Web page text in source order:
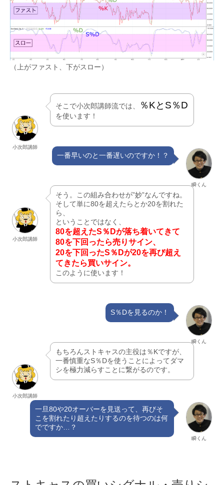
（上がファスト、下がスロー）
小次郎講師
そこで小次郎講師流では、 ％KとS％D
を使います！
瞬くん
一番早いのと一番遅いのですか！？
小次郎講師
そう。この組み合わせが”妙”なんですね。
そして単に80を超えたらとか20を割れた
ら、
ということではなく、
80を超えたS％Dが落ち着いてきて
80を下回ったら売りサイン、
20を下回ったS％Dが20を再び超え
てきたら買いサイン。
このように使います！
瞬くん
S％Dを見るのか！
小次郎講師
もちろんストキャスの主役は％Kですが、
一番慎重なS％Dを使うことによってダマ
シを極力減らすことに繋がるのです。
瞬くん
一旦80や20オーバーを見送って、再びそ
こを割れたり超えたりするのを待つのは何
でですか…？